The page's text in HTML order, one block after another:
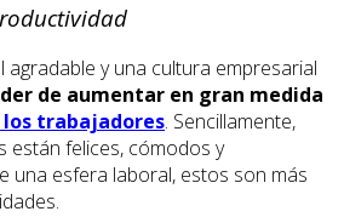
y una cultura empresarial
de aumentar en gran medida
trabajadores. Sencillamente,
están felices, cómodos y
una esfera laboral, estos son más